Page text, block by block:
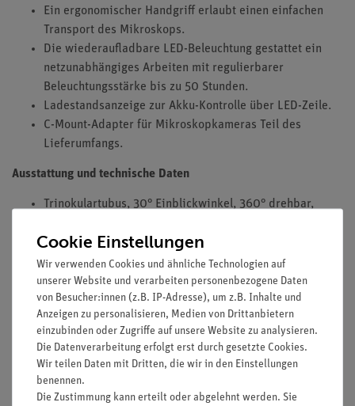
Ein ergonomischer Handgriff erlaubt einen einfachen
Transport des Mikroskops.
Die wiederaufladbare LED-Beleuchtung gestattet ein
netzunabhängiges Arbeiten mit regulierbarer
Beleuchtungsstärke bis zu 50 Stunden.
Ladestandsanzeige zur Akku-Kontrolle über LED-Zeile.
C-Mount-Adapter für Mikroskopkameras Teil des
Lieferumfangs.
Ausstattung und technische Daten
Trinokulartubus, 30° Einblickwinkel, 360° drehbar,
Weitfeld WF10x/20 mm mit Dioptrienausgleich
4-fach Objektivrevolver, rückwärts gerichtet
Achromatische Plan-Objektive: 4x, 10x, 40x (Feder),
100x (Feder, Öl)
Integrierter Kreuztisch mit abgerundeten Ecken; x- und
y-Bewegung mit koaxialen Triebköpfen
Koaxialer Grob- und Feintrieb
Regelbare LED-Beleuchtung mit 0,5 W
Cookie Einstellungen
Wir verwenden Cookies und ähnliche Technologien auf
unserer Website und verarbeiten personenbezogene Daten
von Besucher:innen (z.B. IP-Adresse), um z.B. Inhalte und
Anzeigen zu personalisieren, Medien von Drittanbietern
einzubinden oder Zugriffe auf unsere Website zu analysieren.
Die Datenverarbeitung erfolgt erst durch gesetzte Cookies.
Wir teilen Daten mit Dritten, die wir in den Einstellungen
benennen.
Die Zustimmung kann erteilt oder abgelehnt werden. Sie